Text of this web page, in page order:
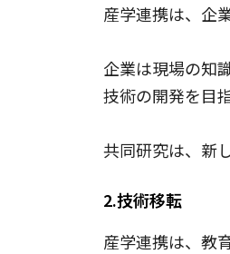
産学連携は、企
企業は現場の知
技術の開発を目
共同研究は、新
2.技術移転
産学連携は、教